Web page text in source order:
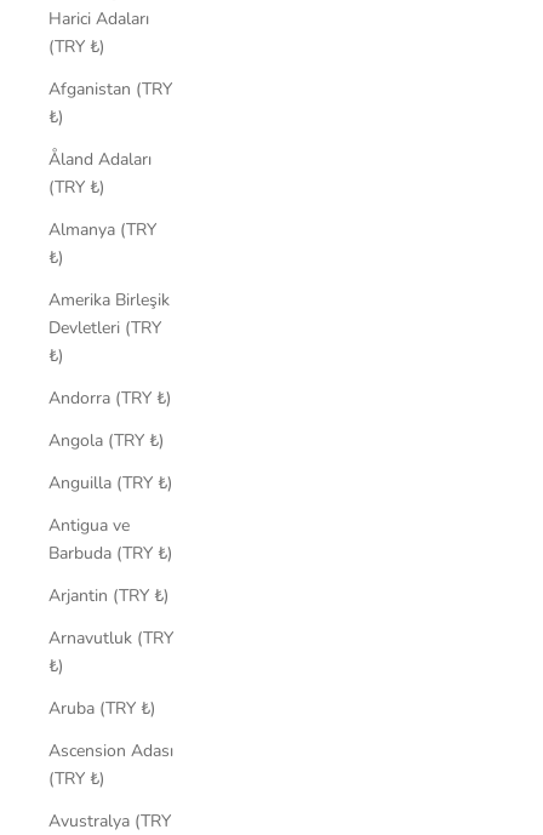
Harici Adaları
(TRY ₺)
Afganistan (TRY
₺)
Åland Adaları
(TRY ₺)
Almanya (TRY
₺)
Amerika Birleşik
Devletleri (TRY
₺)
Andorra (TRY ₺)
Angola (TRY ₺)
Anguilla (TRY ₺)
Antigua ve
Barbuda (TRY ₺)
Arjantin (TRY ₺)
Arnavutluk (TRY
₺)
Aruba (TRY ₺)
Ascension Adası
(TRY ₺)
Avustralya (TRY